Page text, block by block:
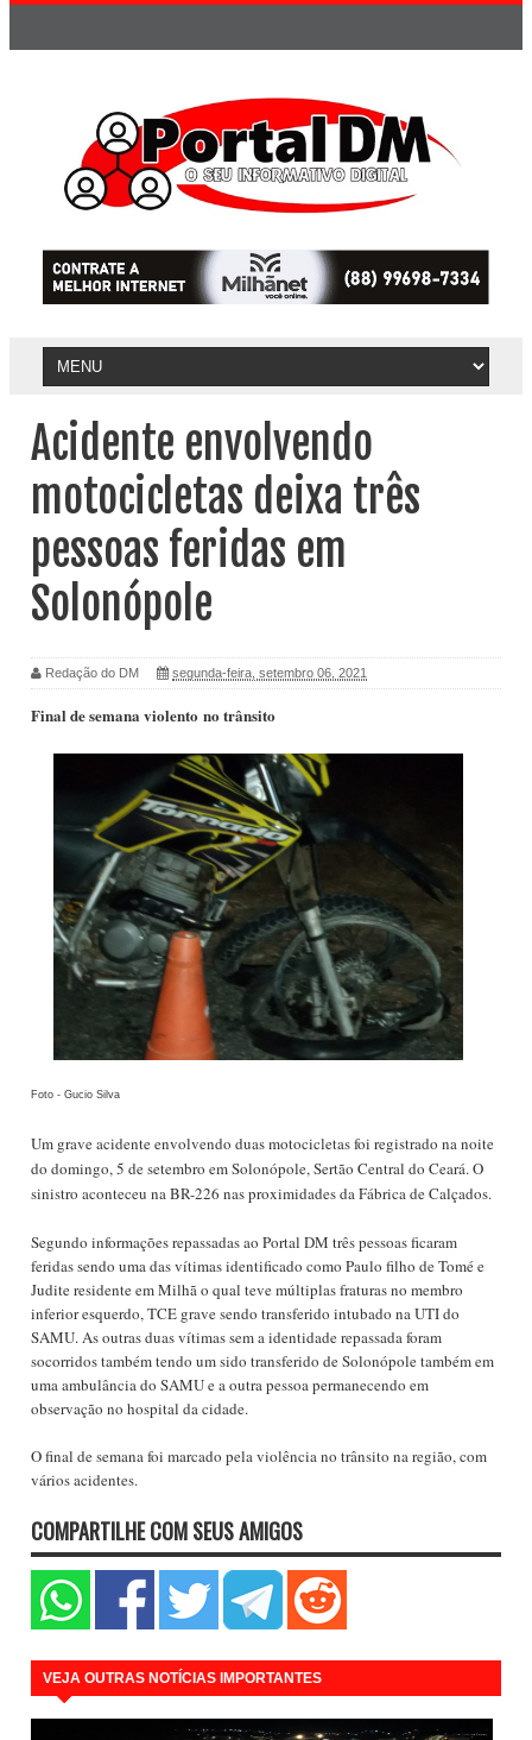
Acidente envolvendo
motocicletas deixa três
pessoas feridas em
Solonópole
Redação do DM segunda-feira, setembro 06, 2021
Final de semana violento no trânsito
Foto - Gucio Silva
Um grave acidente envolvendo duas motocicletas foi registrado na noite
do domingo, 5 de setembro em Solonópole, Sertão Central do Ceará. O
sinistro aconteceu na BR-226 nas proximidades da Fábrica de Calçados.
Segundo informações repassadas ao Portal DM três pessoas ficaram
feridas sendo uma das vítimas identificado como Paulo filho de Tomé e
Judite residente em Milhã o qual teve múltiplas fraturas no membro
inferior esquerdo, TCE grave sendo transferido intubado na UTI do
SAMU. As outras duas vítimas sem a identidade repassada foram
socorridos também tendo um sido transferido de Solonópole também em
uma ambulância do SAMU e a outra pessoa permanecendo em
observação no hospital da cidade.
O final de semana foi marcado pela violência no trânsito na região, com
vários acidentes.
COMPARTILHE COM SEUS AMIGOS
VEJA OUTRAS NOTÍCIAS IMPORTANTES